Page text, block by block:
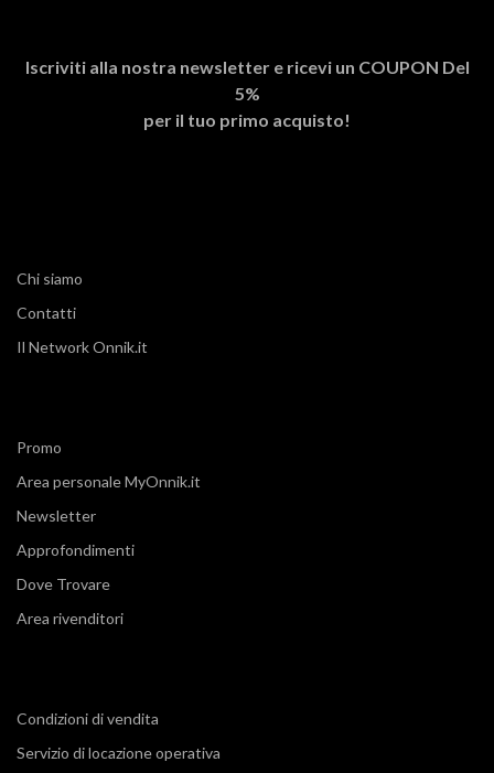
Iscriviti alla nostra newsletter e ricevi un COUPON Del
5%
per il tuo primo acquisto!
Chi siamo
Contatti
Il Network Onnik.it
Promo
Area personale MyOnnik.it
Newsletter
Approfondimenti
Dove Trovare
Area rivenditori
Condizioni di vendita
Servizio di locazione operativa